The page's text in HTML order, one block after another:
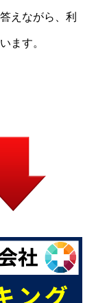
えながら、利
ます。